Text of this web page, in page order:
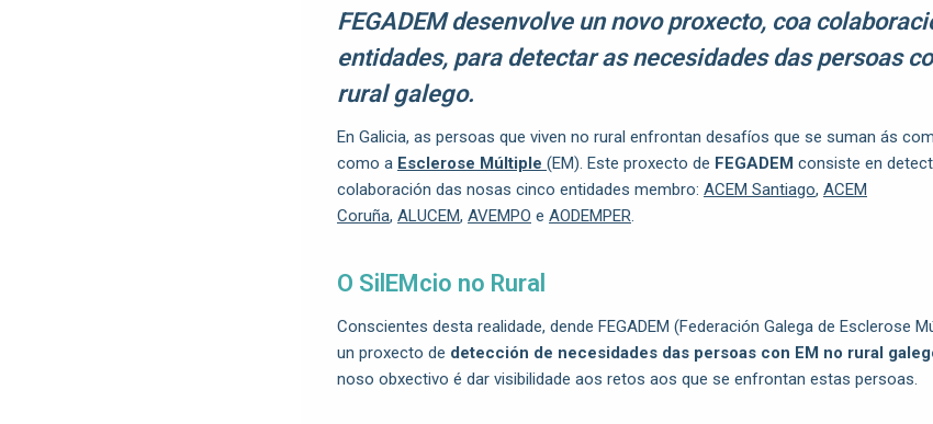
FEGADEM desenvolve un novo proxecto, coa
entidades, para detectar as necesidades das persoas
rural galego.
En Galicia, as persoas que viven no rural enfrontan desafíos que se suman ás
como a Esclerose Múltiple (EM). Este proxecto de FEGADEM consiste en
colaboración das nosas cinco entidades membro: ACEM Santiago, ACEM
Coruña, ALUCEM, AVEMPO e AODEMPER.
O SilEMcio no Rural
Conscientes desta realidade, dende FEGADEM (Federación Galega de Esclerose
un proxecto de detección de necesidades das persoas con EM no rural
noso obxectivo é dar visibilidade aos retos aos que se enfrontan estas persoas.